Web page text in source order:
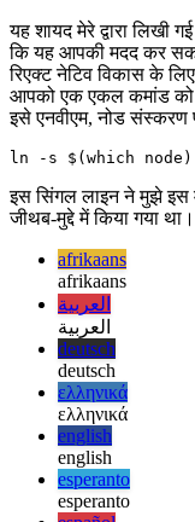
Ubuntu पर
उपयोग करें
यह शायद मेरे द्वारा लिखी
कि यह आपकी मदद कर
आपको एक एकल कमांड को
इसे एनवीएम, नोड
इस सिंगल लाइन ने मुझे
जीथब-मुद्दे में किया गया था।
afrikaans
afrikaans
العربية
العربية
deutsch
deutsch
ελληνικά
ελληνικά
english